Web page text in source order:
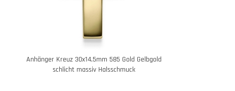
Anhänger Kreuz 30x14,5mm 585 Gold Gelbgold
schlicht massiv Halsschmuck